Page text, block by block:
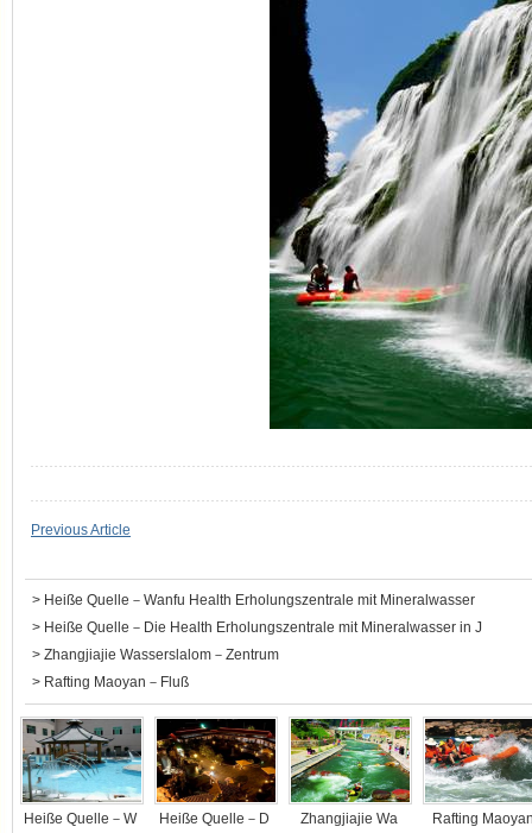
Previous Article
> Heiße Quelle－Wanfu Health Erholungszentrale mit Mineralwasser
> Heiße Quelle－Die Health Erholungszentrale mit Mineralwasser in J
> Zhangjiajie Wasserslalom－Zentrum
> Rafting Maoyan－Fluß
Heiße Quelle－W Heiße Quelle－D Zhangjiajie Wa Rafting